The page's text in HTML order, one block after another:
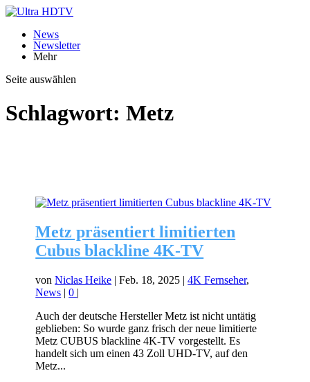
News
Newsletter
Mehr
Seite auswählen
Schlagwort: Metz
Metz präsentiert limitierten
Cubus blackline 4K-TV
vonNiclas Heike |Feb. 18, 2025 |4K Fernseher,
News |0 |
Auch der deutsche Hersteller Metz ist nicht untätig
geblieben: So wurde ganz frisch der neue limitierte
Metz CUBUS blackline 4K-TV vorgestellt. Es
handelt sich um einen 43 Zoll UHD-TV, auf den
Metz...